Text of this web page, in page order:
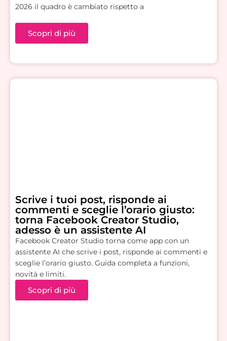
2026 il quadro è cambiato rispetto a
Scopri di più
Scrive i tuoi post, risponde ai
commenti e sceglie l’orario giusto:
torna Facebook Creator Studio,
adesso è un assistente AI
Facebook Creator Studio torna come app con un
assistente AI che scrive i post, risponde ai commenti e
sceglie l’orario giusto. Guida completa a funzioni,
novità e limiti.
Scopri di più